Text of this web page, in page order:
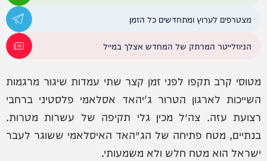
מצטרפים לערוץ ומתחדשים כל הזמן
הניוזלייטר המרתק של המחדש אצלך במייל
מטוסי קרב תקפו לפני זמן קצר שתי עמדות שיגור מרגמות
השייכות לארגון הטרור ג'יהאד אסלאמי פלסטיני ברחבי
רצועת עזה. צה״ל מכין גלי תקיפה של עשרות מטרות.
בנתיים, מטח פתיחה של הג׳האד האיסלאמי ששוגר לעבר
ישראל הוא מטח חלש ולא משמעותי.